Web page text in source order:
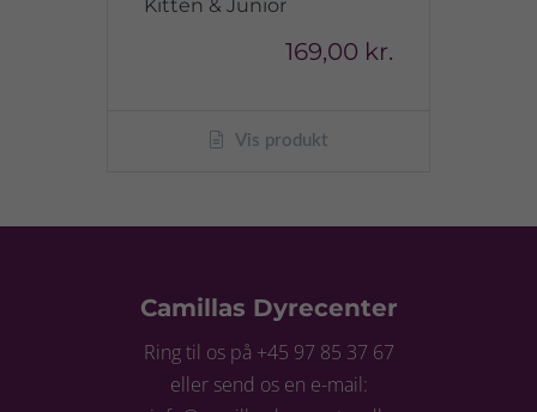
Kitten & Junior
169,00 kr.
Vis produkt
Camillas Dyrecenter
Ring til os på +45 97 85 37 67
eller send os en e-mail: